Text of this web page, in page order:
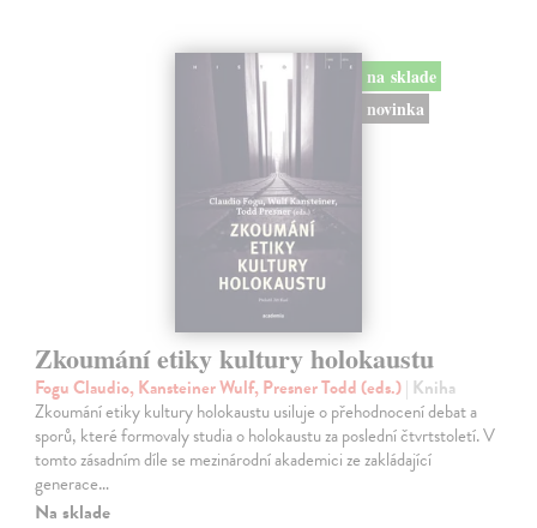
na sklade
novinka
Zkoumání etiky kultury holokaustu
Fogu Claudio, Kansteiner Wulf, Presner Todd (eds.)| Kniha
Zkoumání etiky kultury holokaustu usiluje o přehodnocení debat a
sporů, které formovaly studia o holokaustu za poslední čtvrtstoletí. V
tomto zásadním díle se mezinárodní akademici ze zakládající
generace…
Na sklade